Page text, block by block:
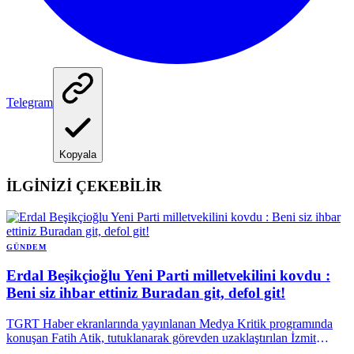
Telegram
Kopyala
İLGİNİZİ ÇEKEBİLİR
GÜNDEM
Erdal Beşikçioğlu Yeni Parti milletvekilini kovdu :
Beni siz ihbar ettiniz Buradan git, defol git!
TGRT Haber ekranlarında yayınlanan Medya Kritik programında
konuşan Fatih Atik, tutuklanarak görevden uzaklaştırılan İzmit